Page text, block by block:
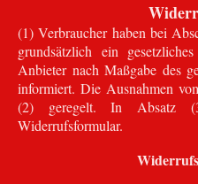
(1) Verbraucher haben bei
grundsätzlich ein
Anbieter nach Maßgabe des
informiert. Die Ausnahmen
(2) geregelt. In Absatz
Widerrufsformular.